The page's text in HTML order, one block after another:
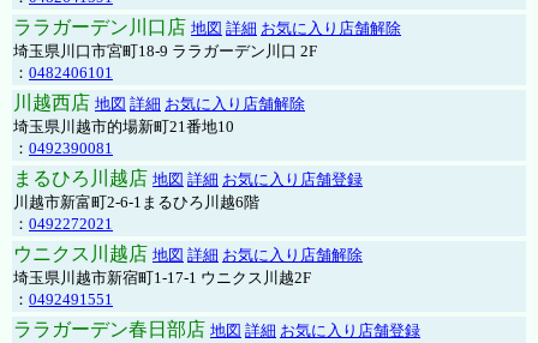
ララガーデン川口店 地図 詳細 お気に入り店舗解除
埼玉県川口市宮町18-9 ララガーデン川口 2F
： 0482406101
川越西店 地図 詳細 お気に入り店舗解除
埼玉県川越市的場新町21番地10
： 0492390081
まるひろ川越店 地図 詳細 お気に入り店舗登録
川越市新富町2-6-1まるひろ川越6階
： 0492272021
ウニクス川越店 地図 詳細 お気に入り店舗解除
埼玉県川越市新宿町1-17-1 ウニクス川越2F
： 0492491551
ララガーデン春日部店 地図 詳細 お気に入り店舗登録